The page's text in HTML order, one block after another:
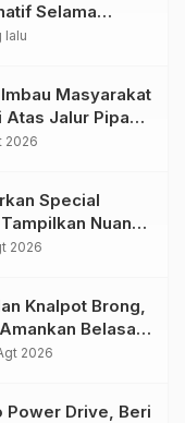
Selama
Run
lalu
Masyarakat
Jalur Pipa
Bersama
2026
Special
Nuansa
Skena
2026
Knalpot Brong,
Belasan
2026
Power Drive, Beri